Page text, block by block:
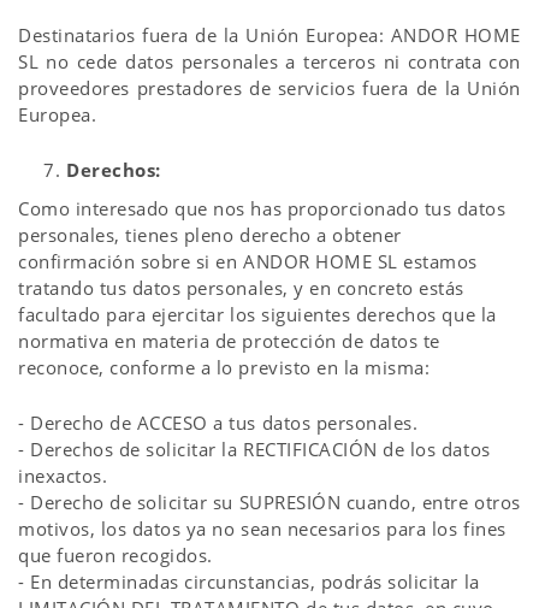
Destinatarios fuera de la Unión Europea: ANDOR HOME
SL no cede datos personales a terceros ni contrata con
proveedores prestadores de servicios fuera de la Unión
Europea.
Derechos:
Como interesado que nos has proporcionado tus datos
personales, tienes pleno derecho a obtener
confirmación sobre si en ANDOR HOME SL estamos
tratando tus datos personales, y en concreto estás
facultado para ejercitar los siguientes derechos que la
normativa en materia de protección de datos te
reconoce, conforme a lo previsto en la misma:
- Derecho de ACCESO a tus datos personales.
- Derechos de solicitar la RECTIFICACIÓN de los datos
inexactos.
- Derecho de solicitar su SUPRESIÓN cuando, entre otros
motivos, los datos ya no sean necesarios para los fines
que fueron recogidos.
- En determinadas circunstancias, podrás solicitar la